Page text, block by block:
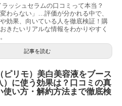
ッシュセラムの口コミって本当？
変わらない」…評価が分かれる中で、
効果、向いている人を徹底検証！購
きたいリアルな情報をわかりやすく
記事を読む
ピリモ）美白美容液をブース
）に使う効果は？口コミの真
使い方・解約方法まで徹底検